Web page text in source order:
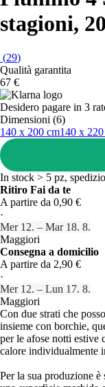
stagioni,
(29)
Qualità garantita
67 €
Desidero pagare in 3
Dimensioni (6)
140 x 200 cm140 x
In stock > 5 pz,
Ritiro Fai da te
A partire da 0,90 €
·
Mer 12. – Mar 18. 8.
Maggiori
Consegna a domicilio
A partire da 2,90 €
·
Mer 12. – Lun 17. 8.
Maggiori
Con due strati che
insieme con borchie,
per le afose notti estive
calore individualmente
Per la sua produzione